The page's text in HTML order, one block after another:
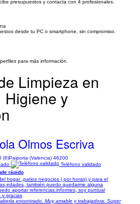
presupuestos y contacta con 4 profesionales.
desde tu PC o smartphone, sin compromiso.
para más información.
Limpieza en
Higiene y
Olmos Escriva
(6)Paiporta (Valencia) 46200
Teléfono validado
rápido
hogar ,patios negocios ( por horas) y para el
edades, también puedo quedarme alguna
aportar referencias.informes, soy puntual
y gracias
encontrado. Muy amable y trabajadora. Super